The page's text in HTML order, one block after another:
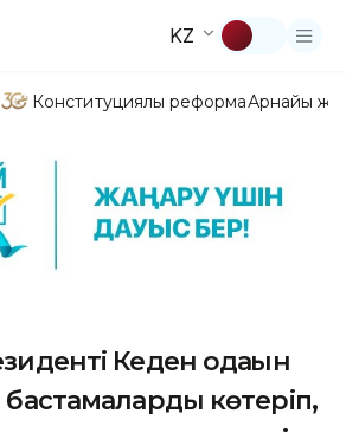
KZ
Конституциялық реформаАрнайы
Кеден одағын
көтеріп,